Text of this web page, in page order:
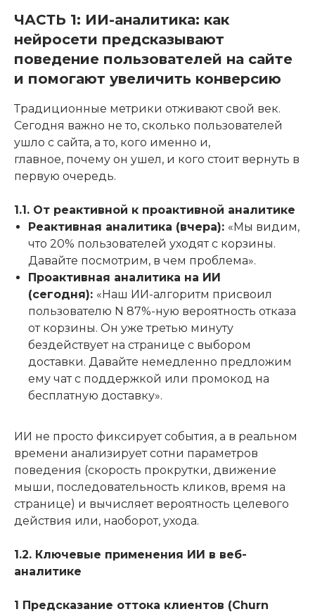
ЧАСТЬ 1: ИИ-аналитика: как
нейросети предсказывают
поведение пользователей на сайте
и помогают увеличить конверсию
Традиционные метрики отживают свой век.
Сегодня важно не то, сколько пользователей
ушло с сайта, а то, кого именно и,
главное, почему он ушел, и кого стоит вернуть в
первую очередь.
1.1. От реактивной к проактивной аналитике
Реактивная аналитика (вчера): «Мы видим,
что 20% пользователей уходят с корзины.
Давайте посмотрим, в чем проблема».
Проактивная аналитика на ИИ
(сегодня): «Наш ИИ-алгоритм присвоил
пользователю N 87%-ную вероятность отказа
от корзины. Он уже третью минуту
бездействует на странице с выбором
доставки. Давайте немедленно предложим
ему чат с поддержкой или промокод на
бесплатную доставку».
ИИ не просто фиксирует события, а в реальном
времени анализирует сотни параметров
поведения (скорость прокрутки, движение
мыши, последовательность кликов, время на
странице) и вычисляет вероятность целевого
действия или, наоборот, ухода.
1.2. Ключевые применения ИИ в веб-
аналитике
1 Предсказание оттока клиентов (Churn